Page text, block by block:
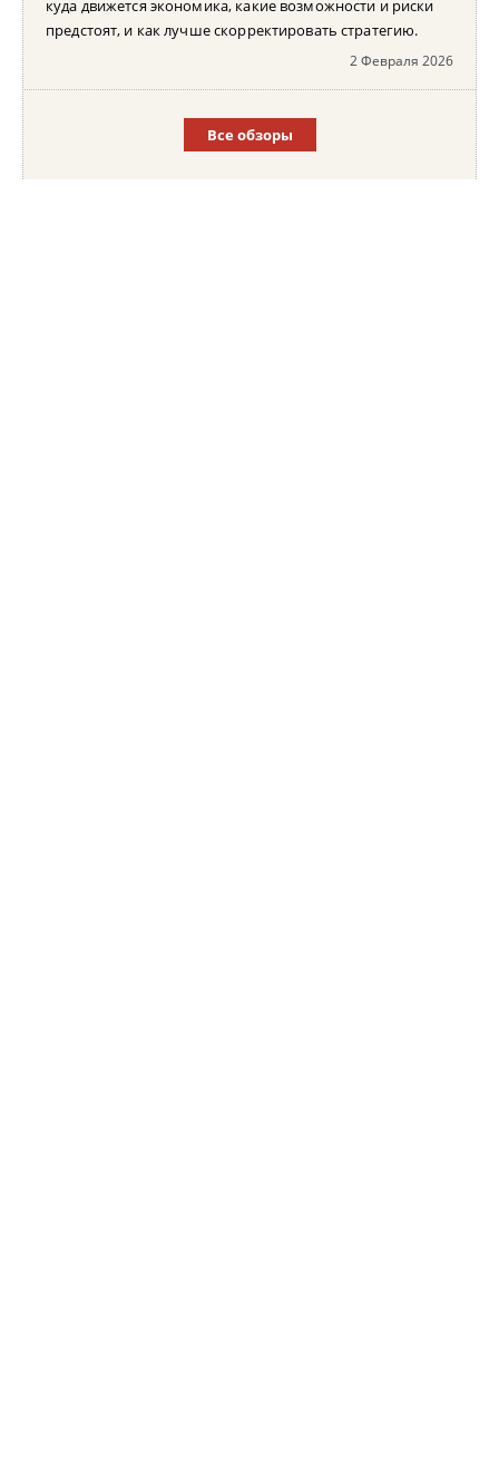
куда движется экономика, какие возможности и риски
предстоят, и как лучше скорректировать стратегию.
2 Февраля 2026
Все обзоры